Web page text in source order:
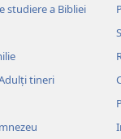
studiere a Bibliei
tineri